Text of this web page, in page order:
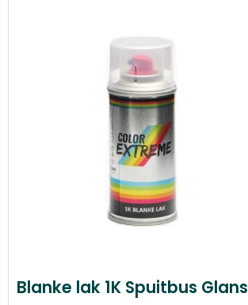
Blanke lak 1K Spuitbus Glans